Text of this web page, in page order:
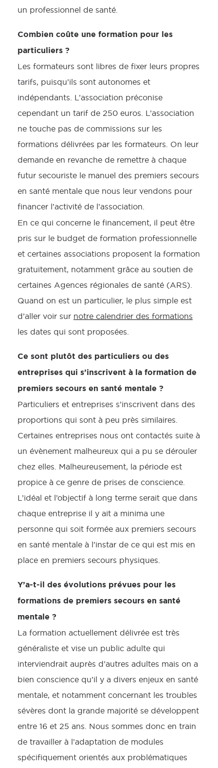
un professionnel de santé.
Combien coûte une formation pour les
particuliers ?
Les formateurs sont libres de fixer leurs propres
tarifs, puisqu’ils sont autonomes et
indépendants. L’association préconise
cependant un tarif de 250 euros. L’association
ne touche pas de commissions sur les
formations délivrées par les formateurs. On leur
demande en revanche de remettre à chaque
futur secouriste le manuel des premiers secours
en santé mentale que nous leur vendons pour
financer l’activité de l’association.
En ce qui concerne le financement, il peut être
pris sur le budget de formation professionnelle
et certaines associations proposent la formation
gratuitement, notamment grâce au soutien de
certaines Agences régionales de santé (ARS).
Quand on est un particulier, le plus simple est
d’aller voir sur notre calendrier des formations
les dates qui sont proposées.
Ce sont plutôt des particuliers ou des
entreprises qui s’inscrivent à la formation de
premiers secours en santé mentale ?
Particuliers et entreprises s’inscrivent dans des
proportions qui sont à peu près similaires.
Certaines entreprises nous ont contactés suite à
un évènement malheureux qui a pu se dérouler
chez elles. Malheureusement, la période est
propice à ce genre de prises de conscience.
L’idéal et l’objectif à long terme serait que dans
chaque entreprise il y ait a minima une
personne qui soit formée aux premiers secours
en santé mentale à l’instar de ce qui est mis en
place en premiers secours physiques.
Y’a-t-il des évolutions prévues pour les
formations de premiers secours en santé
mentale ?
La formation actuellement délivrée est très
généraliste et vise un public adulte qui
interviendrait auprès d’autres adultes mais on a
bien conscience qu’il y a divers enjeux en santé
mentale, et notamment concernant les troubles
sévères dont la grande majorité se développent
entre 16 et 25 ans. Nous sommes donc en train
de travailler à l’adaptation de modules
spécifiquement orientés aux problématiques